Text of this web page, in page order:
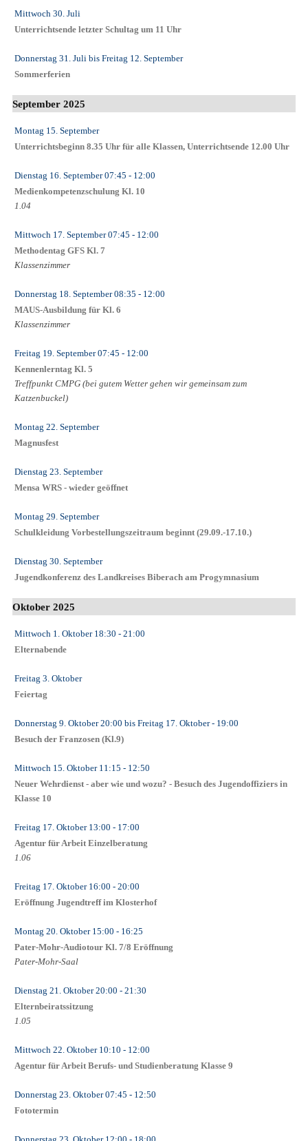
Mittwoch 30. Juli
Unterrichtsende letzter Schultag um 11 Uhr
Donnerstag 31. Juli bis Freitag 12. September
Sommerferien
September 2025
Montag 15. September
Unterrichtsbeginn 8.35 Uhr für alle Klassen, Unterrichtsende 12.00 Uhr
Dienstag 16. September07:45 - 12:00
Medienkompetenzschulung Kl. 10
1.04
Mittwoch 17. September07:45 - 12:00
Methodentag GFS Kl. 7
Klassenzimmer
Donnerstag 18. September08:35 - 12:00
MAUS-Ausbildung für Kl. 6
Klassenzimmer
Freitag 19. September07:45 - 12:00
Kennenlerntag Kl. 5
Treffpunkt CMPG (bei gutem Wetter gehen wir gemeinsam zum
Katzenbuckel)
Montag 22. September
Magnusfest
Dienstag 23. September
Mensa WRS - wieder geöffnet
Montag 29. September
Schulkleidung Vorbestellungszeitraum beginnt (29.09.-17.10.)
Dienstag 30. September
Jugendkonferenz des Landkreises Biberach am Progymnasium
Oktober 2025
Mittwoch 1. Oktober18:30 - 21:00
Elternabende
Freitag 3. Oktober
Feiertag
Donnerstag 9. Oktober20:00 bis Freitag 17. Oktober- 19:00
Besuch der Franzosen (Kl.9)
Mittwoch 15. Oktober11:15 - 12:50
Neuer Wehrdienst - aber wie und wozu? - Besuch des Jugendoffiziers in
Klasse 10
Freitag 17. Oktober13:00 - 17:00
Agentur für Arbeit Einzelberatung
1.06
Freitag 17. Oktober16:00 - 20:00
Eröffnung Jugendtreff im Klosterhof
Montag 20. Oktober15:00 - 16:25
Pater-Mohr-Audiotour Kl. 7/8 Eröffnung
Pater-Mohr-Saal
Dienstag 21. Oktober20:00 - 21:30
Elternbeiratssitzung
1.05
Mittwoch 22. Oktober10:10 - 12:00
Agentur für Arbeit Berufs- und Studienberatung Klasse 9
Donnerstag 23. Oktober07:45 - 12:50
Fototermin